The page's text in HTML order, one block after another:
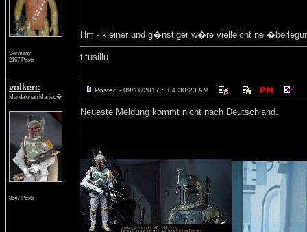
Germany
2167 Posts
Hm - kleiner und g�nstiger w�re vielleicht ne
titusillu
volkerc
Mandalorian Maniac�
8547 Posts
Posted - 09/11/2017 : 04:30:23 AM
Neueste Meldung kommt nicht nach Deutschland.